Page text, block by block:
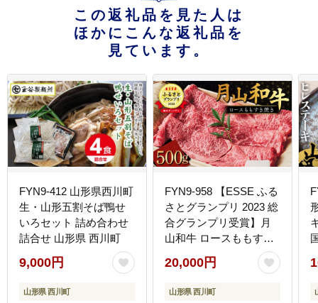
この返礼品を見た人は
ほかにこんな返礼品を
見ています。
FYN9-412 山形県西川町
生・山形五割そば鴨せ
いろセット 詰め合わせ
詰合せ 山形県 西川町
9,000円
山形県 西川町
FYN9-958 【ESSE ふる
さとグランプリ 2023 総
合グランプリ受賞】月
山和牛 ロースももすき
焼 500g 福寿館 黒毛和
牛 ブランド牛 牛肉 霜降
り エッセ 大賞 高級 贈
20,000円
山形県 西川町